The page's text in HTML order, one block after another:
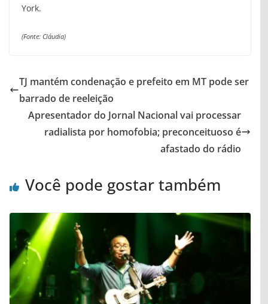
York.
(Fonte: Cláudia)
TJ mantém condenação e prefeito em MT pode ser
barrado de reeleição
Apresentador do Jornal Nacional vai processar
radialista por homofobia; preconceituoso é
afastado do rádio
Você pode gostar também